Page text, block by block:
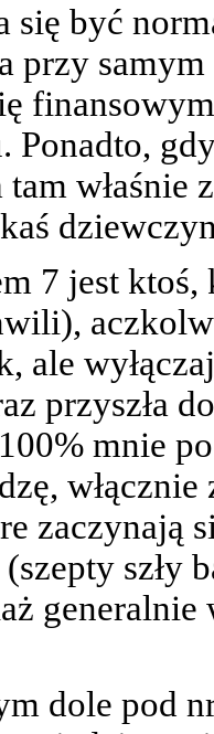
się być
przy
Ponadto,
tam właśnie
7 jest
ale
przyszła
mnie
zaczynają
szły
generalnie
dole pod